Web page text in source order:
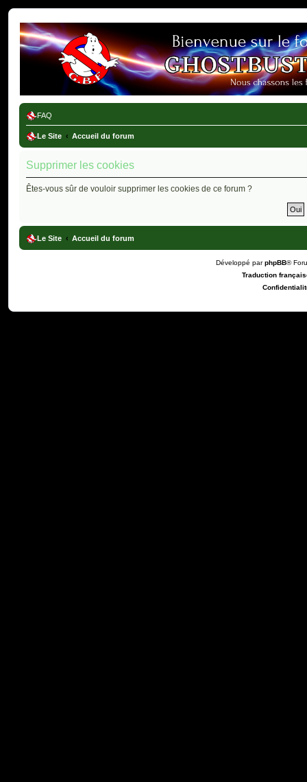
Ghostbusters France
FAQ
Le Site Accueil du forum
Supprimer les cookies
Êtes-vous sûr de vouloir supprimer les cookies de ce forum ?
Le Site Accueil du forum
Développé parphpBB®
Traduction